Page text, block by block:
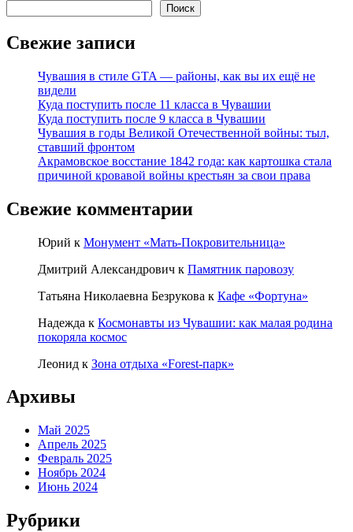
Поиск
Свежие записи
Чувашия в стиле GTA — районы, как вы их ещё не
видели
Куда поступить после 11 класса в Чувашии
Куда поступить после 9 класса в Чувашии
Чувашия в годы Великой Отечественной войны: тыл,
ставший фронтом
Акрамовское восстание 1842 года: как картошка стала
причиной кровавой войны крестьян за свои права
Свежие комментарии
Юрий к Монумент «Мать-Покровительница»
Дмитрий Александрович к Памятник паровозу
Татьяна Николаевна Безрукова к Кафе «Фортуна»
Надежда к Космонавты из Чувашии: как малая родина
покоряла космос
Леонид к Зона отдыха «Forest-парк»
Архивы
Май 2025
Апрель 2025
Февраль 2025
Ноябрь 2024
Июнь 2024
Рубрики